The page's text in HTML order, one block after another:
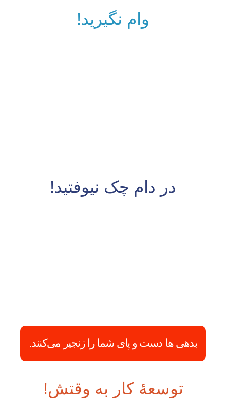
وام نگیرید!
در دام چک نیوفتید!
بدهی ها دست و پای شما را زنجیر می‌کنند.
توسعۀ کار به وقتش!